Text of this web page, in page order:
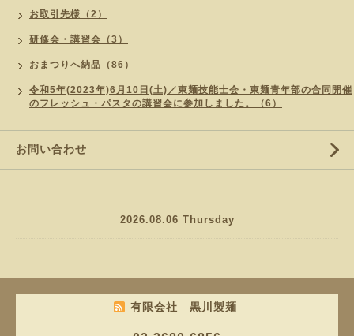
お取引先様（2）
研修会・講習会（3）
おまつりへ納品（86）
令和5年(2023年)6月10日(土)／東麺技能士会・東麺青年部の合同開催
のフレッシュ・パスタの講習会に参加しました。（6）
お問い合わせ
2026.08.06 Thursday
有限会社 黒川製麺